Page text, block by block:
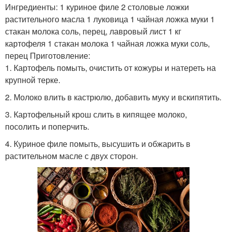
Ингредиенты: 1 куриное филе 2 столовые ложки
растительного масла 1 луковица 1 чайная ложка муки 1
стакан молока соль, перец, лавровый лист 1 кг
картофеля 1 стакан молока 1 чайная ложка муки соль,
перец Приготовление:
1. Картофель помыть, очистить от кожуры и натереть на
крупной терке.
2. Молоко влить в кастрюлю, добавить муку и вскипятить.
3. Картофельный крош слить в кипящее молоко,
посолить и поперчить.
4. Куриное филе помыть, высушить и обжарить в
растительном масле с двух сторон.